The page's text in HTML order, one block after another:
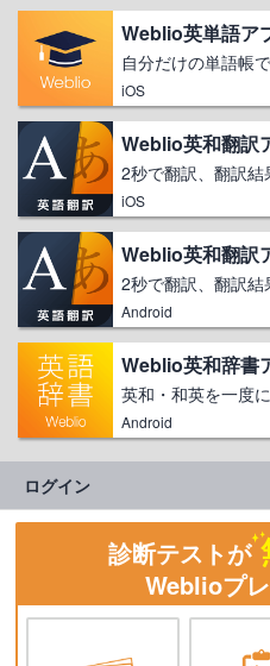
Weblio英単語ア
自分だけの単語帳
iOS
Weblio英和翻訳
2秒で翻訳、翻訳結
iOS
Weblio英和翻訳
2秒で翻訳、翻訳結
Android
Weblio英和辞書
英和・和英を一度
Android
ログイン
診断テストが
Weblioプ